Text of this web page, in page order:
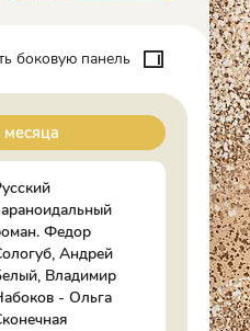
боковую панель
месяца
Федор
Андрей
Владимир
- Ольга